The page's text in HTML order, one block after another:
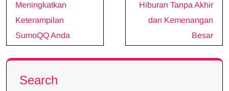
Meningkatkan
Keterampilan
SumoQQ Anda
Hiburan Tanpa Akhir
dan Kemenangan
Besar
Search